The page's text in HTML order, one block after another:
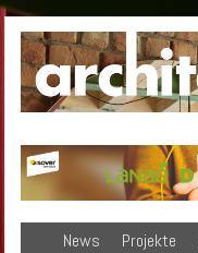
News Projekte